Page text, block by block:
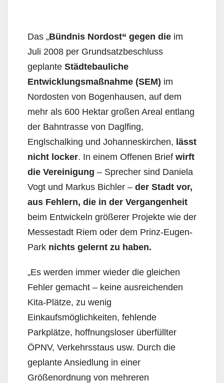
Das „Bündnis Nordost“ gegen die im
Juli 2008 per Grundsatzbeschluss
geplante Städtebauli­che
Entwicklungsmaßnahme (SEM) im
Nordosten von Bogenhausen, auf dem
mehr als 600 Hek­tar großen Areal entlang
der Bahntrasse von Daglfing,
Englschalking und Johanneskirchen, lässt
nicht locker. In einem Offenen Brief wirft
die Vereinigung – Sprecher sind Daniela
Vogt und Mar­kus Bichler – der Stadt vor,
aus Fehlern, die in der Vergangenheit
beim Entwickeln größerer Projekte wie der
Messestadt Riem oder dem Prinz-Eugen-
Park nichts gelernt zu haben.
„Es werden immer wieder die gleichen
Fehler gemacht – keine ausreichenden
Kita-Plätze, zu wenig
Einkaufsmöglichkeiten, fehlende
Parkplätze, hoffnungsloser überfüllter
ÖPNV, Verkehrsstaus usw. Durch die
geplante Ansiedlung in einer
Größenordnung von mehreren